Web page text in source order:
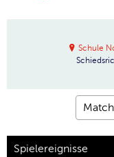
Schule
Spielereignisse